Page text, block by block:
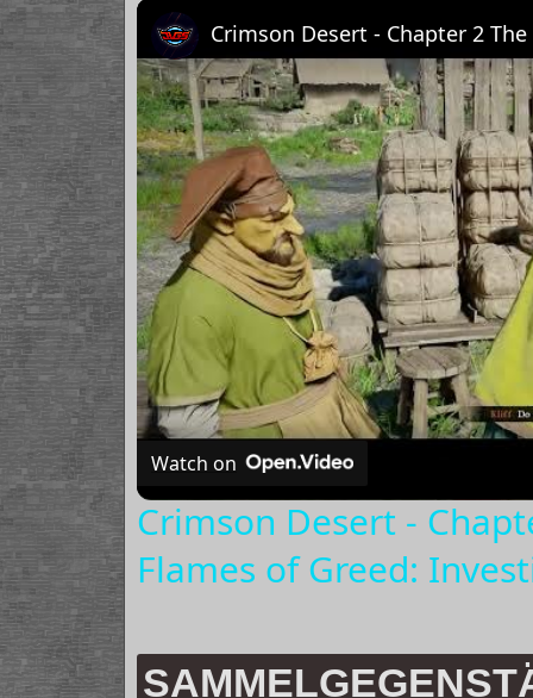
Watch on
Crimson Desert -
Flames of Greed: